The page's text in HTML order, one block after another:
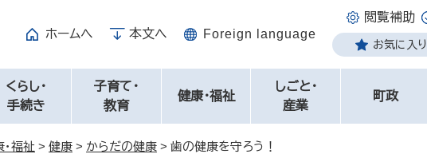
ホームへ 本文へ Foreign language
閲覧補助
お気に入り
くらし・
手続き
子育て・
教育
健康・福祉
しごと・
産業
町政
福祉 > 健康 > からだの健康 > 歯の健康を守ろう！